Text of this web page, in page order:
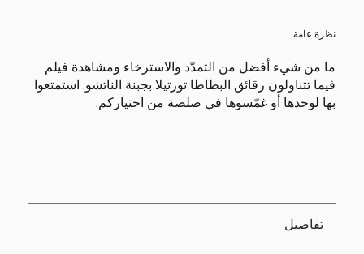
نظرة عامة
ما من شيء أفضل من التمدّد والاسترخاء ومشاهدة فيلم
فيما تتناولون رقائق البطاطا تورتيلا بجبنة الناتشو. استمتعوا
بها لوحدها أو غمّسوها في صلصة من اختياركم.
تفاصيل